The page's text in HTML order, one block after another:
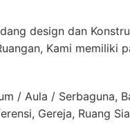
design dan
Kami memiliki
/ Aula / Serbaguna,
Gereja, Ruang